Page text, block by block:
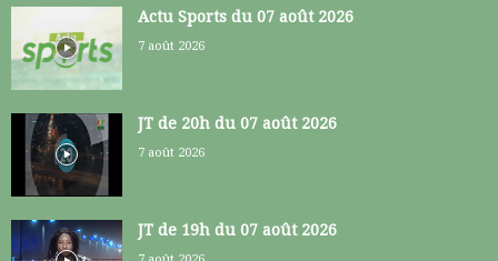
Actu Sports du 07 août 2026
7 août 2026
JT de 20h du 07 août 2026
7 août 2026
JT de 19h du 07 août 2026